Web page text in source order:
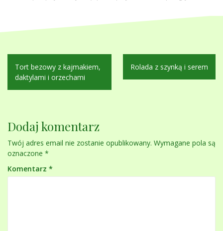
Nawigacja
wpisu
Tort bezowy z kajmakiem,
daktylami i orzechami
Rolada z szynką i serem
Dodaj komentarz
Twój adres email nie zostanie opublikowany. Wymagane pola są
oznaczone *
Komentarz *